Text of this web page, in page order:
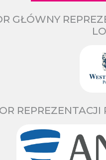
GŁÓWNY